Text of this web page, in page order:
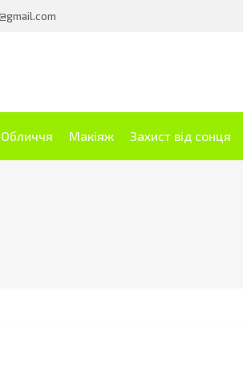
Обличчя Макіяж Захист від сонця